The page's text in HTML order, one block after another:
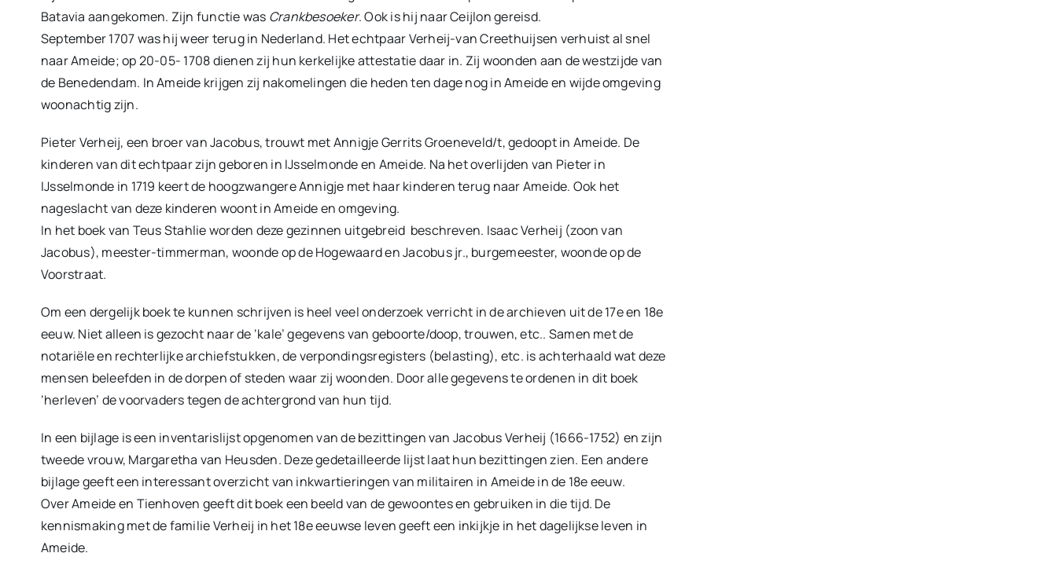
Batavia aangekomen. Zijn functie was Crankbesoeker. Ook is hij naar Ceijlon gereisd.
September 1707 was hij weer terug in Nederland. Het echtpaar Verheij-van Creethuijsen verhuist al snel
naar Ameide; op 20-05- 1708 dienen zij hun kerkelijke attestatie daar in. Zij woonden aan de westzijde van
de Benedendam. In Ameide krijgen zij nakomelingen die heden ten dage nog in Ameide en wijde omgeving
woonachtig zijn.
Pieter Verheij, een broer van Jacobus, trouwt met Annigje Gerrits Groeneveld/t, gedoopt in Ameide. De
kinderen van dit echtpaar zijn geboren in IJsselmonde en Ameide. Na het overlijden van Pieter in
IJsselmonde in 1719 keert de hoogzwangere Annigje met haar kinderen terug naar Ameide. Ook het
nageslacht van deze kinderen woont in Ameide en omgeving.
In het boek van Teus Stahlie worden deze gezinnen uitgebreid beschreven. Isaac Verheij (zoon van
Jacobus), meester-timmerman, woonde op de Hogewaard en Jacobus jr., burgemeester, woonde op de
Voorstraat.
Om een dergelijk boek te kunnen schrijven is heel veel onderzoek verricht in de archieven uit de 17e en 18e
eeuw. Niet alleen is gezocht naar de ‘kale’ gegevens van geboorte/doop, trouwen, etc.. Samen met de
notariële en rechterlijke archiefstukken, de verpondingsregisters (belasting), etc. is achterhaald wat deze
mensen beleefden in de dorpen of steden waar zij woonden. Door alle gegevens te ordenen in dit boek
‘herleven’ de voorvaders tegen de achtergrond van hun tijd.
In een bijlage is een inventarislijst opgenomen van de bezittingen van Jacobus Verheij (1666-1752) en zijn
tweede vrouw, Margaretha van Heusden. Deze gedetailleerde lijst laat hun bezittingen zien. Een andere
bijlage geeft een interessant overzicht van inkwartieringen van militairen in Ameide in de 18e eeuw.
Over Ameide en Tienhoven geeft dit boek een beeld van de gewoontes en gebruiken in die tijd. De
kennismaking met de familie Verheij in het 18e eeuwse leven geeft een inkijkje in het dagelijkse leven in
Ameide.